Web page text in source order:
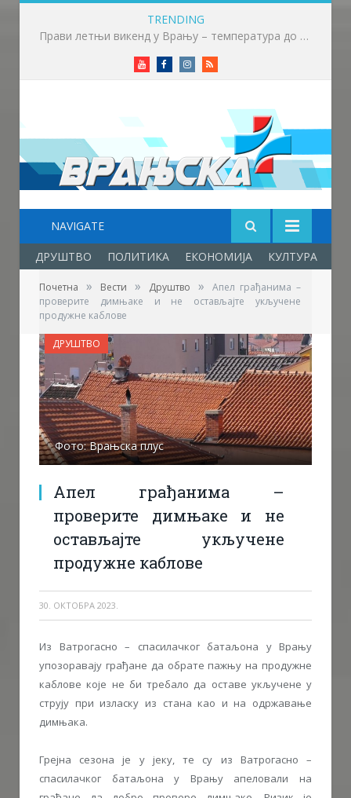
TRENDING
Прави летњи викенд у Врању – температура до 32 степена
YoutubeFacebookInstagram
RSS
NAVIGATE
ДРУШТВО ПОЛИТИКА ЕКОНОМИЈА КУЛТУРА
Почетна » Вести » Друштво »
Апел грађанима –
проверите димњаке и не остављајте укључене
продужне каблове
Фото: Врањска плус
Апел грађанима –
проверите димњаке и не
остављајте укључене
продужне каблове
30. ОКТОБРА 2023.
ДРУШТВО
Из Ватрогасно – спасилачког батаљона у Врању
упозоравају грађане да обрате пажњу на продужне
каблове које не би требало да оставе укључене у
струју при изласку из стана као и на одржавање
димњака.
Грејна сезона је у јеку, те су из Ватрогасно –
спасилачког батаљона у Врању апеловали на